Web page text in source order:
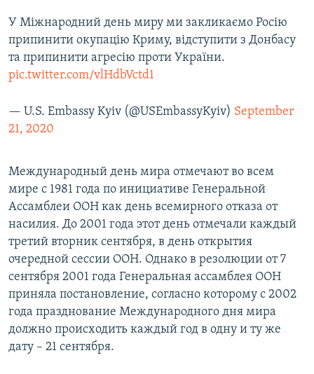
У Міжнародний день миру ми закликаємо Росію
припинити окупацію Криму, відступити з Донбасу
та припинити агресію проти України.
pic.twitter.com/vlHdbVctd1
— U.S. Embassy Kyiv (@USEmbassyKyiv) September
21, 2020
Международный день мира отмечают во всем
мире с 1981 года по инициативе Генеральной
Ассамблеи ООН как день всемирного отказа от
насилия. До 2001 года этот день отмечали каждый
третий вторник сентября, в день открытия
очередной сессии ООН. Однако в резолюции от 7
сентября 2001 года Генеральная ассамблея ООН
приняла постановление, согласно которому с 2002
года празднование Международного дня мира
должно происходить каждый год в одну и ту же
дату – 21 сентября.